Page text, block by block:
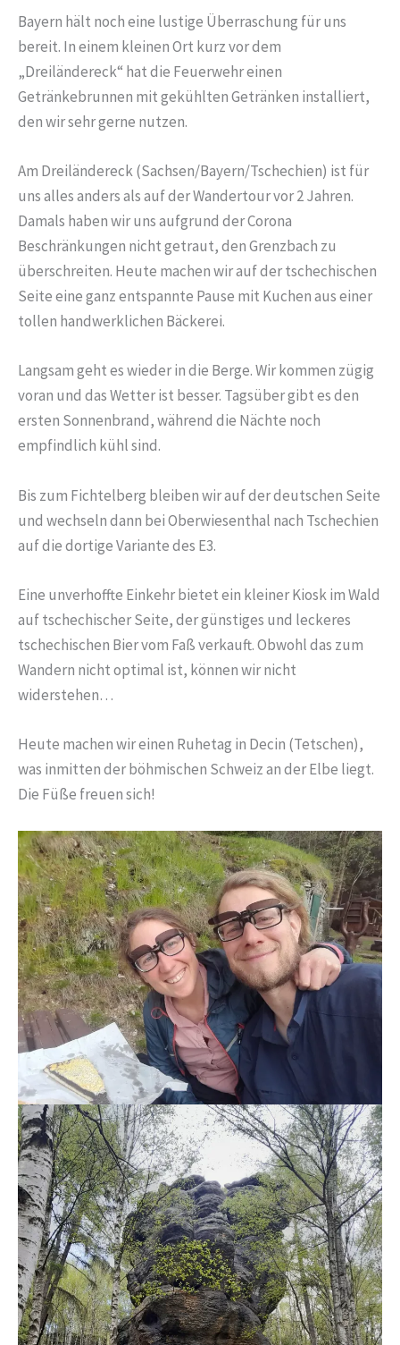
Bayern hält noch eine lustige Überraschung für uns
bereit. In einem kleinen Ort kurz vor dem
„Dreiländereck“ hat die Feuerwehr einen
Getränkebrunnen mit gekühlten Getränken installiert,
den wir sehr gerne nutzen.
Am Dreiländereck (Sachsen/Bayern/Tschechien) ist für
uns alles anders als auf der Wandertour vor 2 Jahren.
Damals haben wir uns aufgrund der Corona
Beschränkungen nicht getraut, den Grenzbach zu
überschreiten. Heute machen wir auf der tschechischen
Seite eine ganz entspannte Pause mit Kuchen aus einer
tollen handwerklichen Bäckerei.
Langsam geht es wieder in die Berge. Wir kommen zügig
voran und das Wetter ist besser. Tagsüber gibt es den
ersten Sonnenbrand, während die Nächte noch
empfindlich kühl sind.
Bis zum Fichtelberg bleiben wir auf der deutschen Seite
und wechseln dann bei Oberwiesenthal nach Tschechien
auf die dortige Variante des E3.
Eine unverhoffte Einkehr bietet ein kleiner Kiosk im Wald
auf tschechischer Seite, der günstiges und leckeres
tschechischen Bier vom Faß verkauft. Obwohl das zum
Wandern nicht optimal ist, können wir nicht
widerstehen…
Heute machen wir einen Ruhetag in Decin (Tetschen),
was inmitten der böhmischen Schweiz an der Elbe liegt.
Die Füße freuen sich!